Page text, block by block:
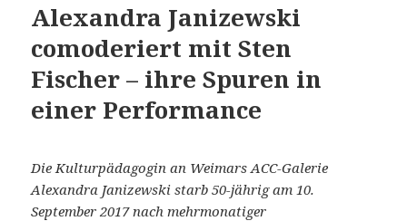
Alexandra Janizewski
comoderiert mit Sten
Fischer – ihre Spuren in
einer Performance
Die Kulturpädagogin an Weimars ACC-Galerie
Alexandra Janizewski starb 50-jährig am 10.
September 2017 nach mehrmonatiger